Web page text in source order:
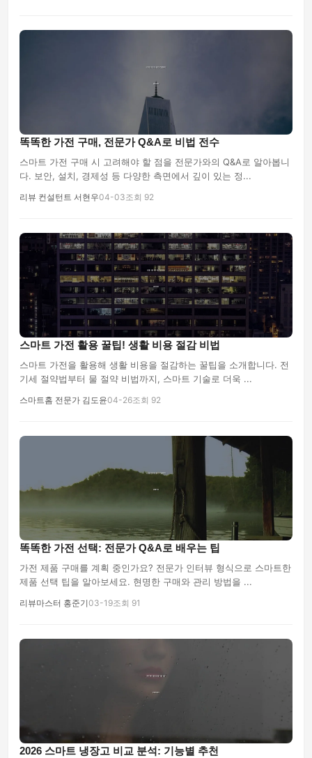
똑똑한 가전 구매, 전문가 Q&A로 비법 전수
스마트 가전 구매 시 고려해야 할 점을 전문가와의 Q&A로 알아봅니
다. 보안, 설치, 경제성 등 다양한 측면에서 깊이 있는 정...
리뷰 컨설턴트 서현우04-03조회 92
스마트 가전 활용 꿀팁! 생활 비용 절감 비법
스마트 가전을 활용해 생활 비용을 절감하는 꿀팁을 소개합니다. 전
기세 절약법부터 물 절약 비법까지, 스마트 기술로 더욱 ...
스마트홈 전문가 김도윤04-26조회 92
똑똑한 가전 선택: 전문가 Q&A로 배우는 팁
가전 제품 구매를 계획 중인가요? 전문가 인터뷰 형식으로 스마트한
제품 선택 팁을 알아보세요. 현명한 구매와 관리 방법을 ...
리뷰마스터 홍준기03-19조회 91
2026 스마트 냉장고 비교 분석: 기능별 추천